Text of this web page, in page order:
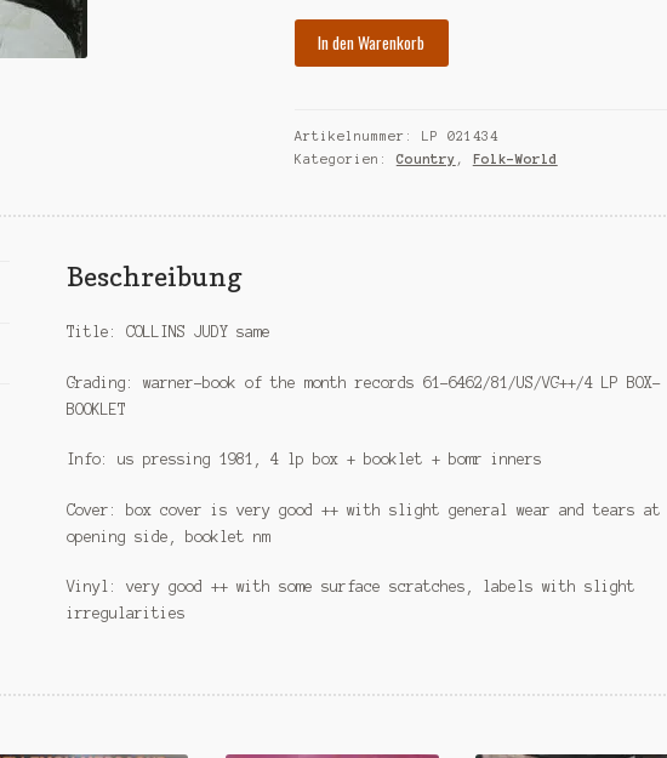
lp
box
In den Warenkorb
Artikelnummer:
LP 021434
Kategorien: Country , Folk-World
Beschreibung
Title: COLLINS JUDY same
Grading: warner-book of the month records 61-6462/81/US/VG++/4 LP BOX-
BOOKLET
Info: us pressing 1981, 4 lp box + booklet + bomr inners
Cover: box cover is very good ++ with slight general wear and tears at
opening side, booklet nm
Vinyl: very good ++ with some surface scratches, labels with slight
irregularities